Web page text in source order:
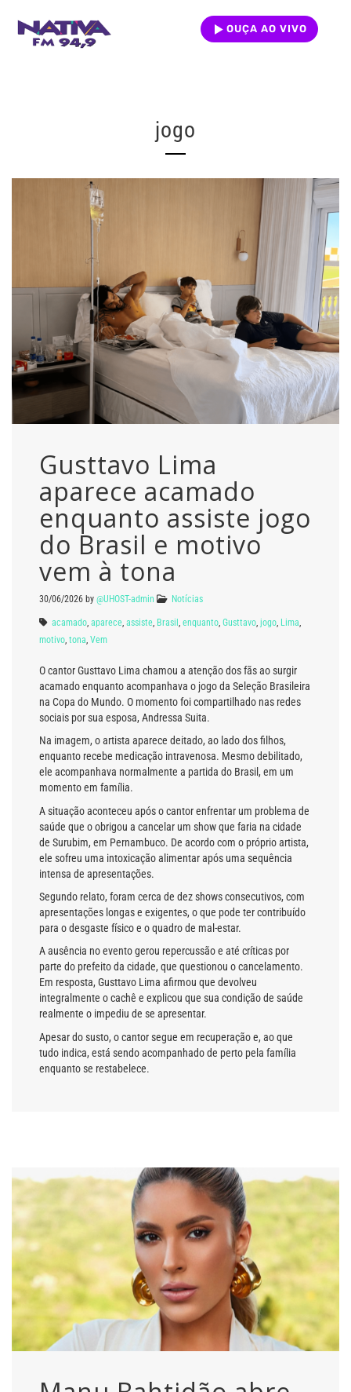
OUÇA AO VIVO
jogo
Gusttavo Lima
aparece acamado
enquanto assiste jogo
do Brasil e motivo
vem à tona
30/06/2026 by @UHOST-admin Notícias
acamado, aparece, assiste, Brasil, enquanto, Gusttavo, jogo, Lima,
motivo, tona, Vem
O cantor Gusttavo Lima chamou a atenção dos fãs ao surgir
acamado enquanto acompanhava o jogo da Seleção Brasileira
na Copa do Mundo. O momento foi compartilhado nas redes
sociais por sua esposa, Andressa Suita.
Na imagem, o artista aparece deitado, ao lado dos filhos,
enquanto recebe medicação intravenosa. Mesmo debilitado,
ele acompanhava normalmente a partida do Brasil, em um
momento em família.
A situação aconteceu após o cantor enfrentar um problema de
saúde que o obrigou a cancelar um show que faria na cidade
de Surubim, em Pernambuco. De acordo com o próprio artista,
ele sofreu uma intoxicação alimentar após uma sequência
intensa de apresentações.
Segundo relato, foram cerca de dez shows consecutivos, com
apresentações longas e exigentes, o que pode ter contribuído
para o desgaste físico e o quadro de mal-estar.
A ausência no evento gerou repercussão e até críticas por
parte do prefeito da cidade, que questionou o cancelamento.
Em resposta, Gusttavo Lima afirmou que devolveu
integralmente o cachê e explicou que sua condição de saúde
realmente o impediu de se apresentar.
Apesar do susto, o cantor segue em recuperação e, ao que
tudo indica, está sendo acompanhado de perto pela família
enquanto se restabelece.